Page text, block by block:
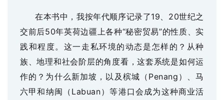
在本书中，我按年代顺序记录了19、20世纪之
交前后50年英荷边疆上各种“秘密贸易”的性质、实
践和程度。这一走私环境的动态是怎样的？从种
族、地理和社会阶层的角度看，这套系统是如何运
作的？为什么新加坡，以及槟城（Penang）、马
六甲和纳闽（Labuan）等港口会成为这种商业活